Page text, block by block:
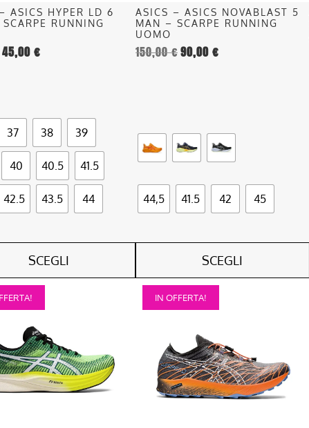
ASICS HYPER LD 6
RUNNING
45,00€
37 38 39
40 40.5 41.5
42.5 43.5 44
SCEGLI
ASICS – ASICS NOVABLAST 5
MAN – SCARPE RUNNING
UOMO
150,00€90,00€
44,5 41.5 42 45
SCEGLI
pagina
del
prodotto
IN OFFERTA!
Questo
prodotto
varianti.
opzioni
possono